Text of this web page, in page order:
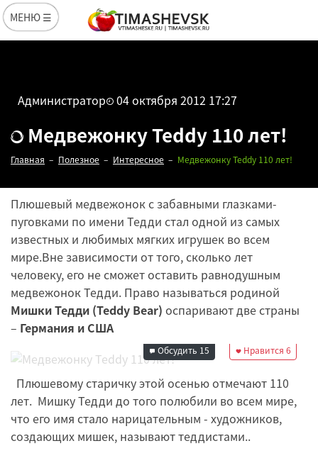
МЕНЮ ☰
Администратор 04 октября 2012 17:27
Медвежонку Teddy 110 лет!
Главная Полезное Интересное Медвежонку Teddy 110 лет!
Плюшевый медвежонок с забавными глазками-
пуговками по имени Тедди стал одной из самых
известных и любимых мягких игрушек во всем
мире.Вне зависимости от того, сколько лет
человеку, его не сможет оставить равнодушным
медвежонок Тедди. Право называться родиной
Мишки Тедди (Teddy Bear) оспаривают две страны
– Германия и США
Редакция
04 октября 2012
17:27
Нравится 6
Обсудить 15
Плюшевому старичку этой осенью отмечают 110
лет. Мишку Тедди до того полюбили во всем мире,
что его имя стало нарицательным - художников,
создающих мишек, называют теддистами..